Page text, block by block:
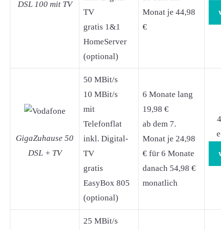
DSL 100 mit TV
TV
gratis 1&1
HomeServer
(optional)
Monat je 44,98
€
GigaZuhause 50
DSL + TV
50 MBit/s
10 MBit/s
mit
Telefonflat
inkl. Digital-
TV
gratis
EasyBox 805
(optional)
6 Monate lang
19,98 €
ab dem 7.
Monat je 24,98
€ für 6 Monate
danach 54,98 €
monatlich
25 MBit/s